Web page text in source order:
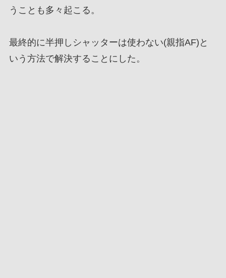
うことも多々起こる。
最終的に半押しシャッターは使わない(親指AF)と
いう方法で解決することにした。